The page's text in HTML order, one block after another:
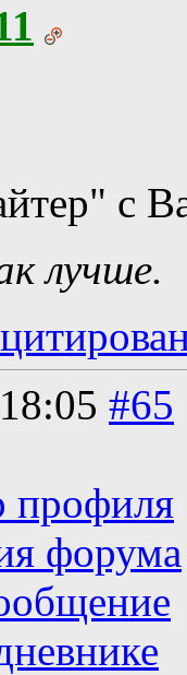
с
лучше.
18:05 #65
профиля
форума